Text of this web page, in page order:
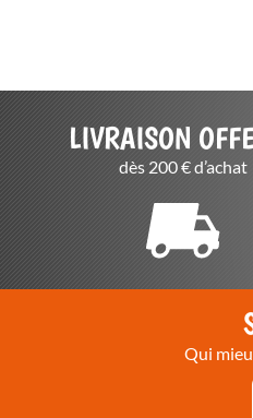
LIVRAISON
dès 200 € d’achat
Qui